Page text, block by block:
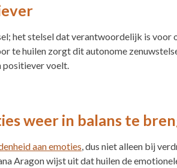
het stelsel dat verantwoordelijk is voor
te huilen zorgt dit autonome
positiever voelt.
weer in balans te
aan emoties , dus niet alleen bij
Aragon wijst uit dat huilen de